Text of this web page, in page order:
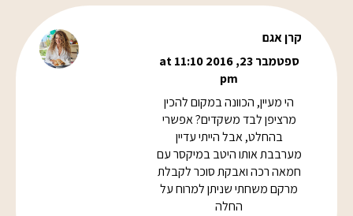
קרן אגם
ספטמבר 23, 2016 at 11:10
pm
הי מעיין, הכוונה במקום להכין
מרציפן לבד משקדים? אפשרי
בהחלט, אבל הייתי עדיין
מערבבת אותו היטב במיקסר עם
חמאה רכה ואבקת סוכר לקבלת
מרקם משחתי שניתן למרוח על
החלה